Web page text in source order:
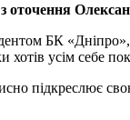
оточення
БК
хотів усім себе
підкреслює